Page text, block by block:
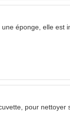
éponge, elle est
pour nettoyer